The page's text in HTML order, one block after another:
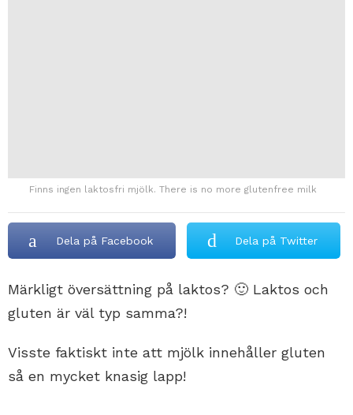
Finns ingen laktosfri mjölk. There is no more glutenfree milk
Dela på Facebook Dela på Twitter
Märkligt översättning på laktos? 🙂 Laktos och
gluten är väl typ samma?!
Visste faktiskt inte att mjölk innehåller gluten
så en mycket knasig lapp!